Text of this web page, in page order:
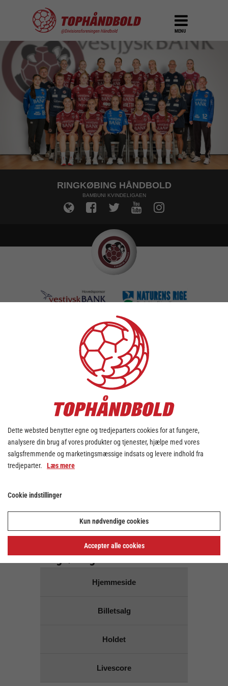
MENU
RINGKØBING HÅNDBOLD
BAMBUNI KVINDELIGAEN
TILFØJ KAMPE TIL DIN KALENDER
DOWNLOAD KALENDER
tirsdag - 16. juli
Der er ingen kampe på den
dato
Ringkøbing Håndbold
Hjemmeside
Billetsalg
Holdet
Livescore
Dette websted benytter egne og tredjeparters cookies for at fungere,
analysere din brug af vores produkter og tjenester, hjælpe med vores
salgsfremmende og marketingsmæssige indsats og levere indhold fra
tredjeparter. Læs mere
Cookie indstillinger
Kun nødvendige cookies
Accepter alle cookies